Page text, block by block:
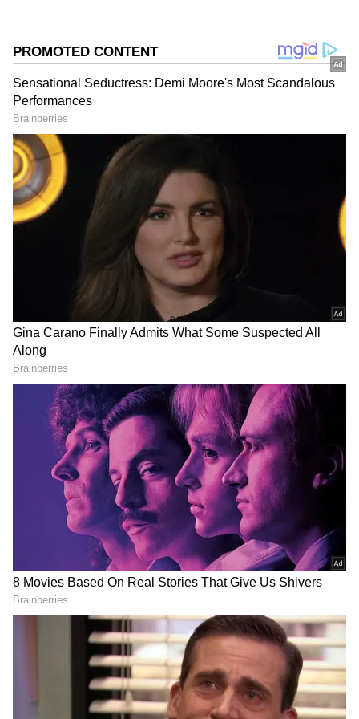
ను మీ ఫ్రిఫర్డ్ సోర్స్ గా ఎంచుకోండి
4
Image Credit : Chatgpt
కావలసిన పదార్థాలు
టమాటాలు – 3
ఉల్లిపాయలు – 2
ఎండుమిర్చి – 6
వెల్లుల్లి రెబ్బలు – 5
చింతపండు – చిన్న ముక్క